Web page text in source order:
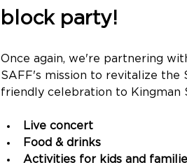
block party!
Once again, we're partnering
SAFF's mission to revitalize the
friendly celebration to Kingman
Live concert
Food & drinks
Activities for kids and